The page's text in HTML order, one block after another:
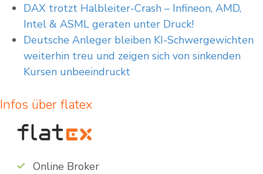
DAX trotzt Halbleiter-Crash – Infineon, AMD,
Intel & ASML geraten unter Druck!
Deutsche Anleger bleiben KI-Schwergewichten
weiterhin treu und zeigen sich von sinkenden
Kursen unbeeindruckt
Infos über flatex
Online Broker